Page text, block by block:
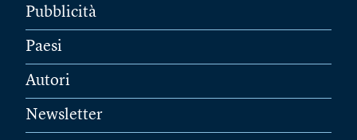
Pubblicità
Paesi
Autori
Newsletter